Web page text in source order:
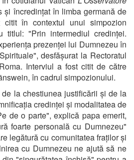
și încredințat în limba germană de
în contextul unui simpozion
titlul: "Prin intermediul credinței.
prezenței lui Dumnezeu în
desfășurat la Rectoratul
Interviul a fost citit de către
în cadrul simpozionului.
la chestiunea justificării și de la
credinței și modalitatea de
de o parte", explică papa emerit,
foarte personală cu Dumnezeu"
legătură cu comunitatea fraților și
cu Dumnezeu ne ajută să ne